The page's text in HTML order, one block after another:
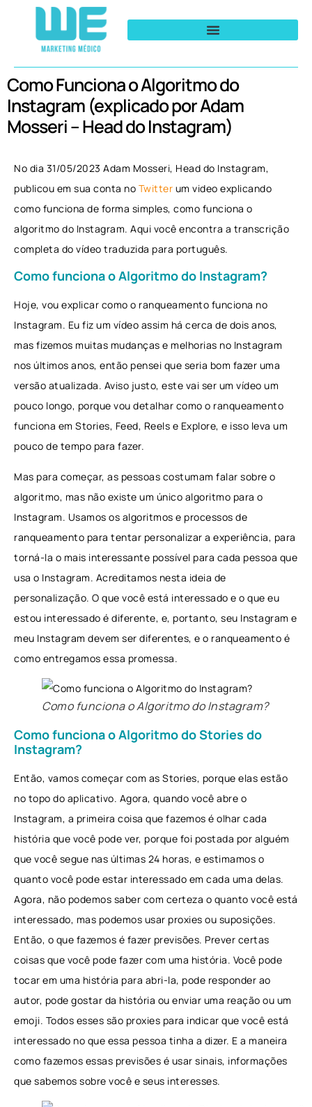
Como Funciona o Algoritmo do
Instagram (explicado por Adam
Mosseri – Head do Instagram)
No dia 31/05/2023 Adam Mosseri, Head do Instagram,
publicou em sua conta no Twitter um video explicando
como funciona de forma simples, como funciona o
algoritmo do Instagram. Aqui você encontra a transcrição
completa do vídeo traduzida para português.
Como funciona o Algoritmo do Instagram?
Hoje, vou explicar como o ranqueamento funciona no
Instagram. Eu fiz um vídeo assim há cerca de dois anos,
mas fizemos muitas mudanças e melhorias no Instagram
nos últimos anos, então pensei que seria bom fazer uma
versão atualizada. Aviso justo, este vai ser um vídeo um
pouco longo, porque vou detalhar como o ranqueamento
funciona em Stories, Feed, Reels e Explore, e isso leva um
pouco de tempo para fazer.
Mas para começar, as pessoas costumam falar sobre o
algoritmo, mas não existe um único algoritmo para o
Instagram. Usamos os algoritmos e processos de
ranqueamento para tentar personalizar a experiência, para
torná-la o mais interessante possível para cada pessoa que
usa o Instagram. Acreditamos nesta ideia de
personalização. O que você está interessado e o que eu
estou interessado é diferente, e, portanto, seu Instagram e
meu Instagram devem ser diferentes, e o ranqueamento é
como entregamos essa promessa.
Como funciona o Algoritmo do Instagram?
Como funciona o Algoritmo do Stories do
Instagram?
Então, vamos começar com as Stories, porque elas estão
no topo do aplicativo. Agora, quando você abre o
Instagram, a primeira coisa que fazemos é olhar cada
história que você pode ver, porque foi postada por alguém
que você segue nas últimas 24 horas, e estimamos o
quanto você pode estar interessado em cada uma delas.
Agora, não podemos saber com certeza o quanto você está
interessado, mas podemos usar proxies ou suposições.
Então, o que fazemos é fazer previsões. Prever certas
coisas que você pode fazer com uma história. Você pode
tocar em uma história para abri-la, pode responder ao
autor, pode gostar da história ou enviar uma reação ou um
emoji. Todos esses são proxies para indicar que você está
interessado no que essa pessoa tinha a dizer. E a maneira
como fazemos essas previsões é usar sinais, informações
que sabemos sobre você e seus interesses.